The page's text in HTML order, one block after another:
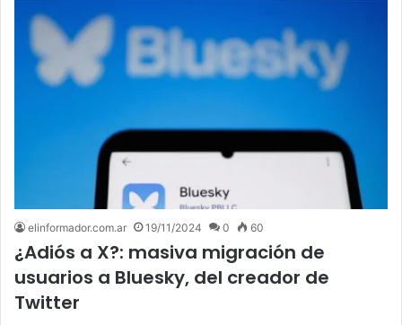
elinformador.com.ar 19/11/2024 0 60
¿Adiós a X?: masiva migración de
usuarios a Bluesky, del creador de
Twitter